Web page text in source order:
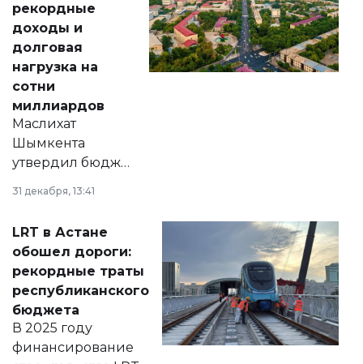
рекордные
доходы и
долговая
нагрузка на
сотни
миллиардов
Маслихат
Шымкента
утвердил бюджет
города на 2026–
2028 годы.
документ
появился в базе
нормативных
правовых актов и
на сайте маслихат
города.
31 декабря, 13:41
LRT в Астане
обошел дороги:
рекордные траты
республиканского
бюджета
В 2025 году
финансирование